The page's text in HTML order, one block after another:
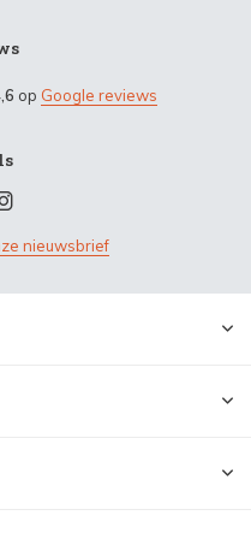
op Google reviews
nieuwsbrief